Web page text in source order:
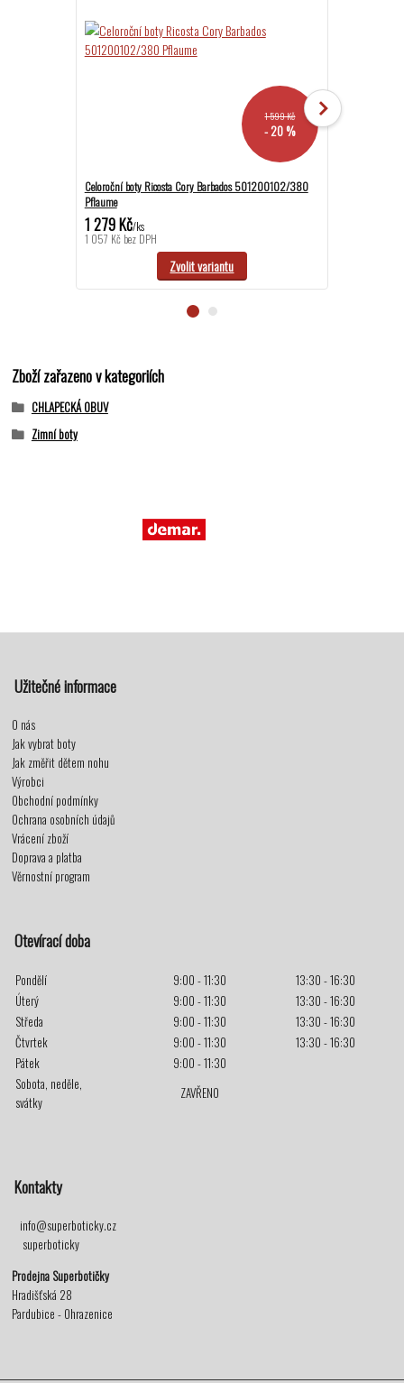
1 599 Kč
- 20 %
Celoroční boty Ricosta Cory Barbados 501200102/380
Pflaume
1 279 Kč/ks
1 057 Kč bez DPH
Zvolit variantu
Zboží zařazeno v kategoriích
CHLAPECKÁ OBUV
Zimní boty
Užitečné informace
O nás
Jak vybrat boty
Jak změřit dětem nohu
Výrobci
Obchodní podmínky
Ochrana osobních údajů
Vrácení zboží
Doprava a platba
Věrnostní program
Otevírací doba
Pondělí 9:00 - 11:30
13:30 - 16:30
Úterý
9:00 - 11:30
13:30 - 16:30
Středa
9:00 - 11:30
13:30 - 16:30
Čtvrtek
9:00 - 11:30
13:30 - 16:30
Pátek
9:00 - 11:30
Sobota, neděle,
svátky
ZAVŘENO
Kontakty
info@superboticky.cz
superboticky
Prodejna Superbotičky
Hradišťská 28
Pardubice - Ohrazenice